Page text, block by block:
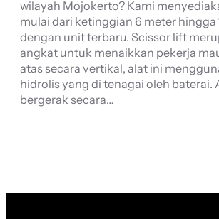
wilayah Mojokerto? Kami
mulai dari ketinggian 6 meter hingga
dengan unit terbaru. Scissor lift
angkat untuk menaikkan pekerja
atas secara vertikal, alat ini
hidrolis yang di tenagai oleh baterai.
bergerak secara…